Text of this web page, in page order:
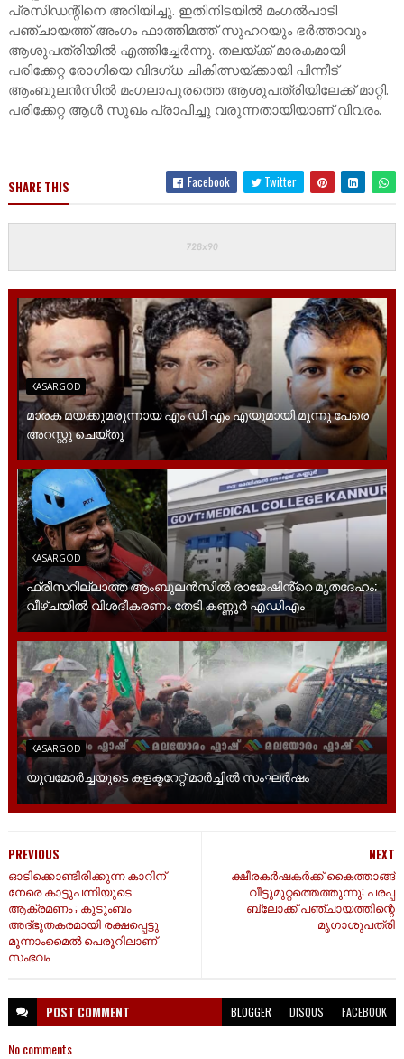
പ്രസിഡന്റിനെ അറിയിച്ചു. ഇതിനിടയിൽ മംഗൽപാടി
പഞ്ചായത്ത് അംഗം ഫാത്തിമത്ത് സുഹറയും ഭർത്താവും
ആശുപത്രിയിൽ എത്തിച്ചേർന്നു. തലയ്ക്ക് മാരകമായി
പരിക്കേറ്റ രോഗിയെ വിദഗ്ധ ചികിത്സയ്ക്കായി പിന്നീട്
ആംബുലൻസിൽ മംഗലാപുരത്തെ ആശുപത്രിയിലേക്ക് മാറ്റി.
പരിക്കേറ്റ ആൾ സുഖം പ്രാപിച്ചു വരുന്നതായിയാണ് വിവരം.
SHARE THIS Facebook Twitter
KASARGOD
മാരക മയക്കുമരുന്നായ എം ഡി എം എയുമായി മൂന്നു പേരെ
അറസ്റ്റു ചെയ്തു
KASARGOD
ഫ്രീസറില്ലാത്ത ആംബുലൻസിൽ രാജേഷിൻ്റെ മൃതദേഹം;
വീഴ്ചയിൽ വിശദീകരണം തേടി കണ്ണൂർ എഡിഎം
KASARGOD
യുവമോര്‍ച്ചയുടെ കളക്ടറേറ്റ് മാര്‍ച്ചില്‍ സംഘര്‍ഷം
NEXT
ക്ഷീരകർഷകർക്ക് കൈത്താങ്ങ്
വീട്ടുമുറ്റത്തെത്തുന്നു; പരപ്പ
ബ്ലോക്ക് പഞ്ചായത്തിന്റെ
മൃഗാശുപത്രി
PREVIOUS
ഓടിക്കൊണ്ടിരിക്കുന്ന കാറിന്
നേരെ കാട്ടുപന്നിയുടെ
ആക്രമണം ; കുടുംബം
അദ്ഭുതകരമായി രക്ഷപ്പെട്ടു
മൂന്നാംമൈൽ പെരൂറിലാണ്
സംഭവം
POST COMMENT BLOGGER DISQUS FACEBOOK
No comments